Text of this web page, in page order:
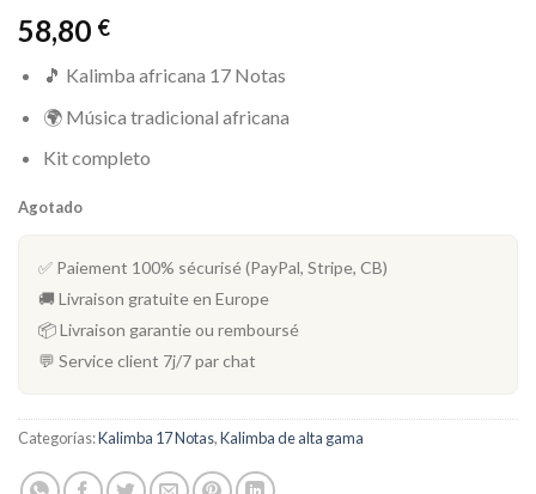
58,80 €
🎵 Kalimba africana 17 Notas
🌍 Música tradicional africana
Kit completo
Agotado
✅ Paiement 100% sécurisé (PayPal, Stripe, CB)
🚚 Livraison gratuite en Europe
📦 Livraison garantie ou remboursé
💬 Service client 7j/7 par chat
Categorías:Kalimba 17 Notas,Kalimba de alta gama